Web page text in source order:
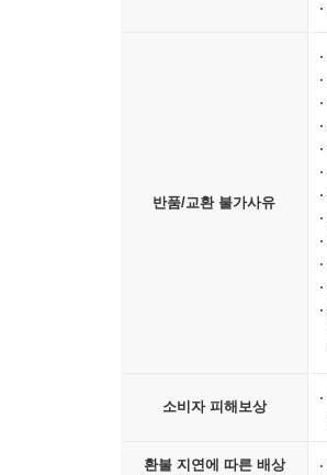
반품/교환 불가사유
소비자 피해보상
환불 지연에 따른 배상